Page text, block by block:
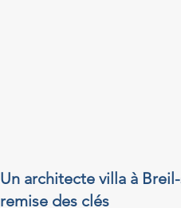
Un architecte villa à
remise des clés